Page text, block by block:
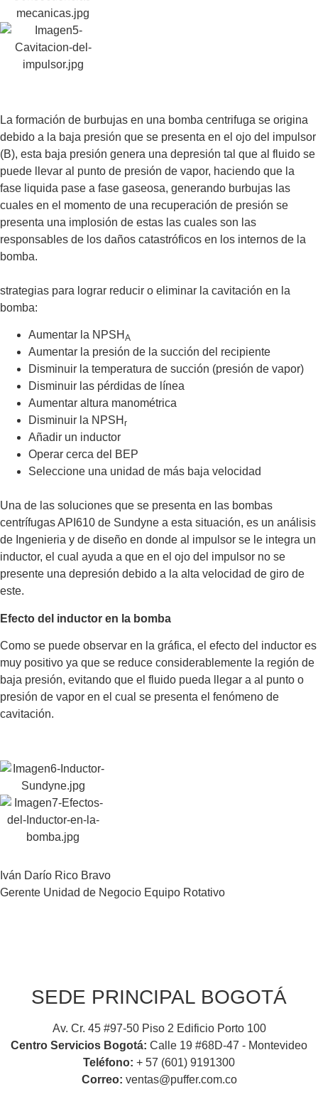
La formación de burbujas en una bomba centrifuga se origina
debido a la baja presión que se presenta en el ojo del impulsor
(B), esta baja presión genera una depresión tal que al fluido se
puede llevar al punto de presión de vapor, haciendo que la
fase liquida pase a fase gaseosa, generando burbujas las
cuales en el momento de una recuperación de presión se
presenta una implosión de estas las cuales son las
responsables de los daños catastróficos en los internos de la
bomba.
strategias para lograr reducir o eliminar la cavitación en la
bomba:
Aumentar la NPSH A
Aumentar la presión de la succión del recipiente
Disminuir la temperatura de succión (presión de vapor)
Disminuir las pérdidas de línea
Aumentar altura manométrica
Disminuir la NPSH r
Añadir un inductor
Operar cerca del BEP
Seleccione una unidad de más baja velocidad
Una de las soluciones que se presenta en las bombas
centrífugas API610 de Sundyne a esta situación, es un análisis
de Ingenieria y de diseño en donde al impulsor se le integra un
inductor, el cual ayuda a que en el ojo del impulsor no se
presente una depresión debido a la alta velocidad de giro de
este.
Efecto del inductor en la bomba
Como se puede observar en la gráfica, el efecto del inductor es
muy positivo ya que se reduce considerablemente la región de
baja presión, evitando que el fluido pueda llegar a al punto o
presión de vapor en el cual se presenta el fenómeno de
cavitación.
Iván Darío Rico Bravo
Gerente Unidad de Negocio Equipo Rotativo
SEDE PRINCIPAL BOGOTÁ
Av. Cr. 45 #97-50 Piso 2 Edificio Porto 100
Centro Servicios Bogotá: Calle 19 #68D-47 - Montevideo
Teléfono: + 57 (601) 9191300
Correo: ventas@puffer.com.co